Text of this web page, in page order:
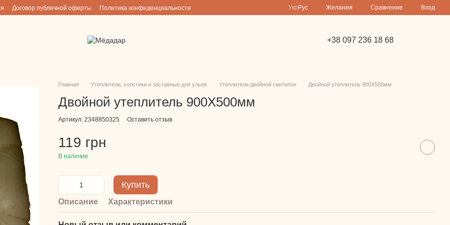
Договор публичной оферты Политика конфиденциальности Укр Рус Желания Сравнение Вход
+38 097 236 18 68
Главная Утеплители, холстики и заставные для ульев Утеплители двойной синтепон Двойной утеплитель 900Х500мм
Двойной утеплитель 900Х500мм
Артикул: 2348850325 Оставить отзыв
119 грн
В наличии
Купить
Описание Характеристики